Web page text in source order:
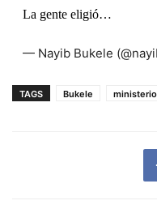
La gente eligió…
— Nayib Bukele
TAGS Bukele